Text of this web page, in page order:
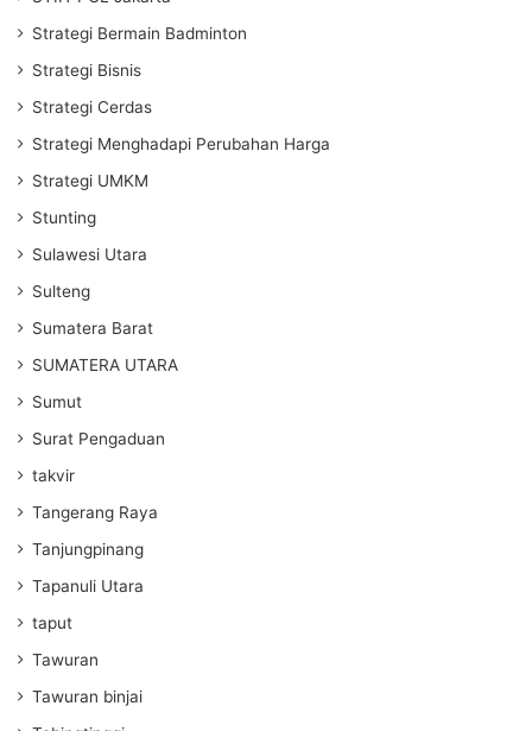
Strategi Bermain Badminton
Strategi Bisnis
Strategi Cerdas
Strategi Menghadapi Perubahan Harga
Strategi UMKM
Stunting
Sulawesi Utara
Sulteng
Sumatera Barat
SUMATERA UTARA
Sumut
Surat Pengaduan
takvir
Tangerang Raya
Tanjungpinang
Tapanuli Utara
taput
Tawuran
Tawuran binjai